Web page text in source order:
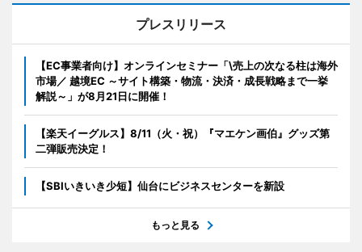
プレスリリース
【EC事業者向け】オンラインセミナー「\売上の次なる柱は海外
市場／ 越境EC ～サイト構築・物流・決済・成長戦略まで一挙
解説～」が8月21日に開催！
【楽天イーグルス】8/11（火・祝）『マエケン画伯』グッズ第
二弾販売決定！
【SBIいきいき少短】仙台にビジネスセンターを新設
もっと見る